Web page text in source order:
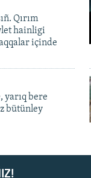
Qırım
hainligi
içinde
yarıq bere
bütünley